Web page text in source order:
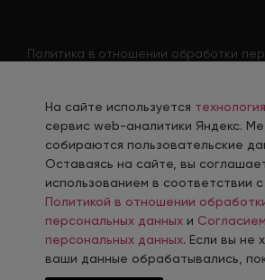
Политика в отношении обработки
Согласие на обработку
соискателя
Политика использования файлов
Согласие на получение рекламной
Разработка, сопровождение и продвижение
На сайте используется
сервис web-аналитики Яндекс.
собираются пользовательские
Оставаясь на сайте, вы
использованием в соответствии
Политикой в отношении
персональных данных и
персональных данных. Если вы не
ваши данные обрабатывались,